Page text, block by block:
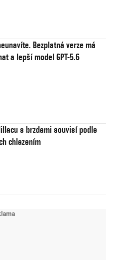
Bezplatná verze má
a lepší model GPT-5.6
s brzdami souvisí podle
chlazením